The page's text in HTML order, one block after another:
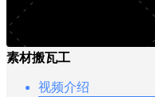
素材搬瓦工
视频介绍